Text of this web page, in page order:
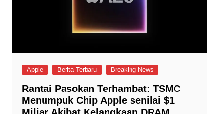
Apple Berita Terbaru Breaking News
Rantai Pasokan Terhambat: TSMC
Menumpuk Chip Apple senilai $1